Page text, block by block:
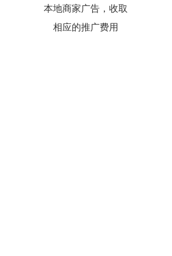
本地商家广告，收取
相应的推广费用